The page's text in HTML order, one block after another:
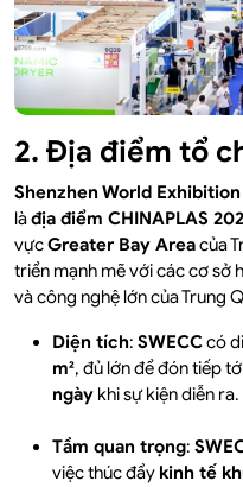
2. Địa điểm tổ
Shenzhen World
làđịa điểm CHINAPLAS
vựcGreater Bay Areacủa
triển mạnh mẽ với các cơ sở
và công nghệ lớn của Trung
Diện tích: SWECCcó
m², đủ lớn để đón tiếp
ngày khi sự kiện diễn ra.
Tầm quan trọng:
việc thúc đẩy kinh tế